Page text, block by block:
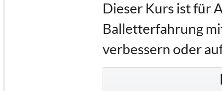
Dieser Kurs ist für
Balletterfahrung
verbessern oder